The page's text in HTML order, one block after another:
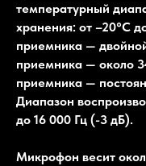
температурный
хранения: от –20°C
приемника —
приемника — около
приемника —
Диапазон
до 16 000 Гц (-3 дБ).
Микрофон весит